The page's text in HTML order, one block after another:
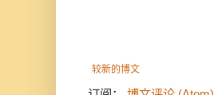
较新的博文